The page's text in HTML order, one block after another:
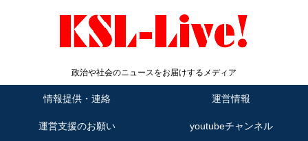
政治や社会のニュースをお届けするメディア
情報提供・連絡 運営情報
運営支援のお願い youtubeチャンネル